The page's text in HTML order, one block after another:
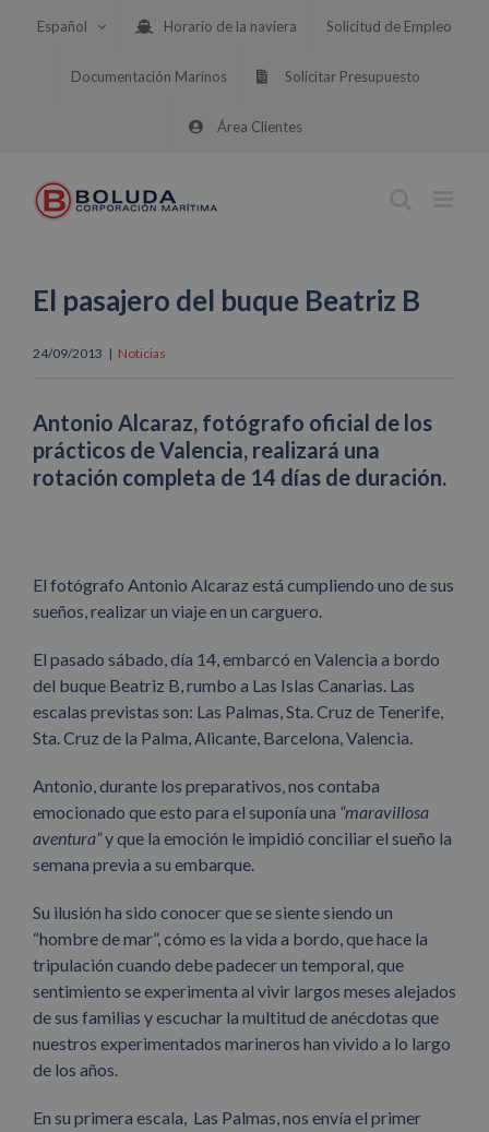
Español Horario de la naviera Solicitud de Empleo
Documentación Marinos Solicitar Presupuesto
Área Clientes
El pasajero del buque Beatriz B
24/09/2013 | Noticias
Antonio Alcaraz, fotógrafo oficial de los
prácticos de Valencia, realizará una
rotación completa de 14 días de duración.
El fotógrafo Antonio Alcaraz está cumpliendo uno de sus
sueños, realizar un viaje en un carguero.
El pasado sábado, día 14, embarcó en Valencia a bordo
del buque Beatriz B, rumbo a Las Islas Canarias. Las
escalas previstas son: Las Palmas, Sta. Cruz de Tenerife,
Sta. Cruz de la Palma, Alicante, Barcelona, Valencia.
Antonio, durante los preparativos, nos contaba
emocionado que esto para el suponía una “maravillosa
aventura”y que la emoción le impidió conciliar el sueño la
semana previa a su embarque.
Su ilusión ha sido conocer que se siente siendo un
“hombre de mar”, cómo es la vida a bordo, que hace la
tripulación cuando debe padecer un temporal, que
sentimiento se experimenta al vivir largos meses alejados
de sus familias y escuchar la multitud de anécdotas que
nuestros experimentados marineros han vivido a lo largo
de los años.
En su primera escala, Las Palmas, nos envía el primer